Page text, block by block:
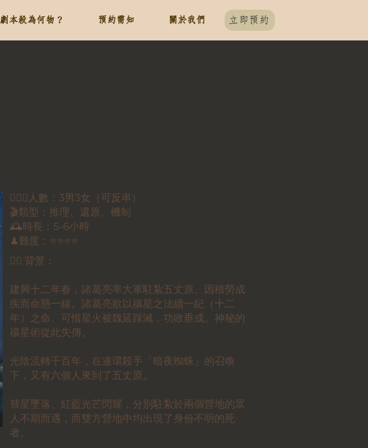
劇本殺為何物？ 預約需知 關於我們 立即預約
🕵🏻‍♀️人數：3男3女（可反串）
🎬類型：推理、還原、機制
🕰時長：5-6小時
♟難度：⭐⭐⭐⭐
✍🏼 背景：
建興十二年春，諸葛亮率大軍駐紮五丈原。因積勞成
疾而命懸一線。諸葛亮欲以禳星之法續一紀（十二
年）之命、可惜星火被魏延踩滅，功敗垂成。神秘的
禳星術從此失傳。
光陰流轉千百年，在連環殺手「暗夜蜘蛛」的召喚
下，又有六個人來到了五丈原。
彗星墜落、紅藍光芒閃耀，分別駐紮於兩個營地的眾
人不期而遇，而雙方營地中均出現了身份不明的死
者。